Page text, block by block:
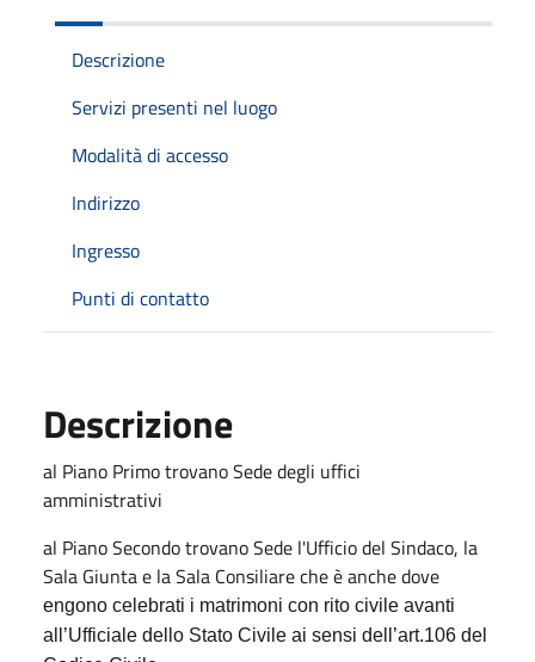
Descrizione
Servizi presenti nel luogo
Modalità di accesso
Indirizzo
Ingresso
Punti di contatto
Descrizione
al Piano Primo trovano Sede degli uffici
amministrativi
al Piano Secondo trovano Sede l'Ufficio del Sindaco, la
Sala Giunta e la Sala Consiliare che è anche dove
engono celebrati i matrimoni con rito civile avanti
all’Ufficiale dello Stato Civile ai sensi del l’art.106 del